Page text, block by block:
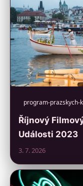
program-prazskych-
Říjnový
Události 2023
3. 7. 2026